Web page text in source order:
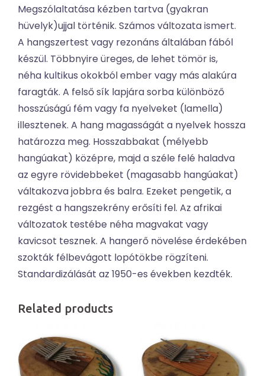
Megszólaltatása kézben tartva (gyakran
hüvelyk)ujjal történik. Számos változata ismert.
A hangszertest vagy rezonáns általában fából
készül. Többnyire üreges, de lehet tömör is,
néha kultikus okokból ember vagy más alakúra
faragták. A felső sík lapjára sorba különböző
hosszúságú fém vagy fa nyelveket (lamella)
illesztenek. A hang magasságát a nyelvek hossza
határozza meg. Hosszabbakat (mélyebb
hangúakat) középre, majd a széle felé haladva
az egyre rövidebbeket (magasabb hangúakat)
váltakozva jobbra és balra. Ezeket pengetik, a
rezgést a hangszekrény erősíti fel. Az afrikai
változatok testébe néha magvakat vagy
kavicsot tesznek. A hangerő növelése érdekében
szokták félbevágott lopótökbe rögzíteni.
Standardizálását az 1950-es években kezdték.
Related products